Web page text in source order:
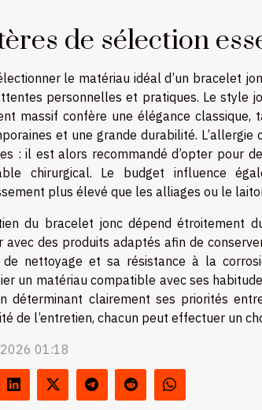
de sélection
le matériau idéal d’un bracelet
personnelles et pratiques. Le style
massif confère une élégance
et une grande durabilité.
: il est alors recommandé d’opter pour
chirurgical. Le budget influence
plus élevé que les alliages ou le
du bracelet jonc dépend étroitement
avec des produits adaptés afin de
nettoyage et sa résistance à la
un matériau compatible avec ses
déterminant clairement ses priorités
de l’entretien, chacun peut effectuer un
01:18